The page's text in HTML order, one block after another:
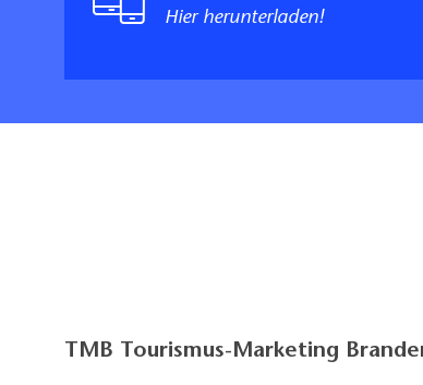
Hier herunterladen!
TMB Tourismus-Marketing